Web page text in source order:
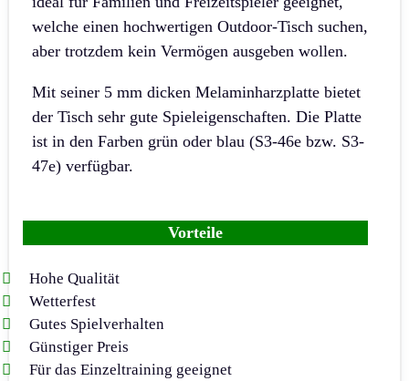
welche einen hochwertigen Outdoor-Tisch suchen,
aber trotzdem kein Vermögen ausgeben wollen.
Mit seiner 5 mm dicken Melaminharzplatte bietet
der Tisch sehr gute Spieleigenschaften. Die Platte
ist in den Farben grün oder blau (S3-46e bzw. S3-
47e) verfügbar.
Vorteile
Hohe Qualität
Wetterfest
Gutes Spielverhalten
Günstiger Preis
Für das Einzeltraining geeignet